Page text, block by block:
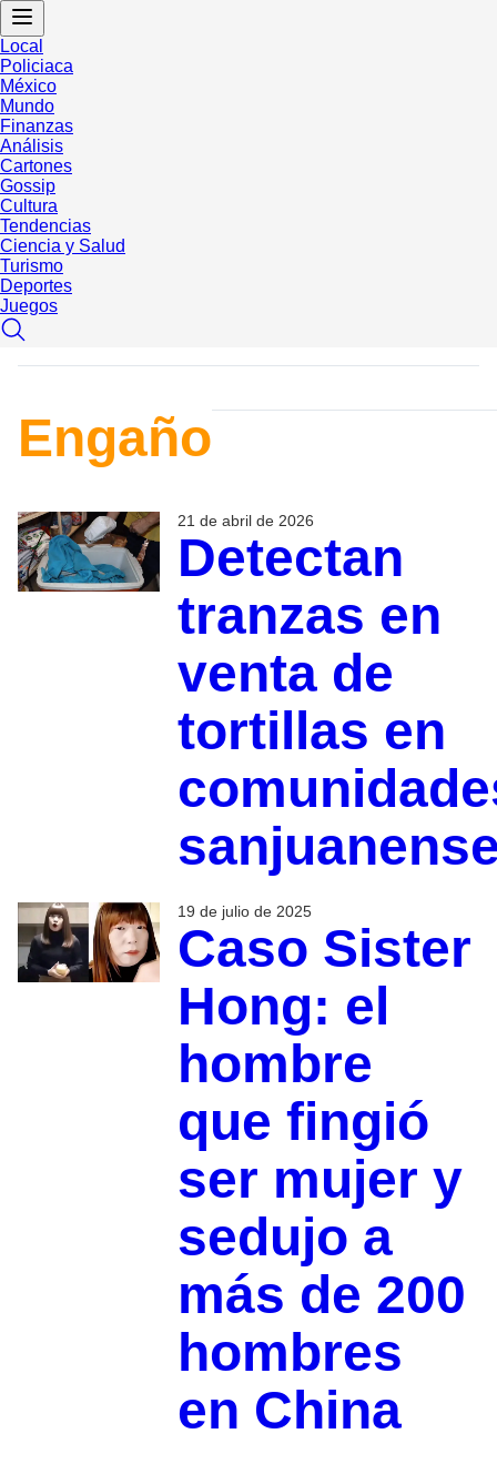
Local
Policiaca
México
Mundo
Finanzas
Análisis
Cartones
Gossip
Cultura
Tendencias
Ciencia y Salud
Turismo
Deportes
Juegos
Engaño
21 de abril de 2026
Detectan
tranzas en
venta de
tortillas en
19 de julio de 2025
Caso Sister
Hong: el
hombre
que fingió
ser mujer y
sedujo a
más de 200
hombres
en China